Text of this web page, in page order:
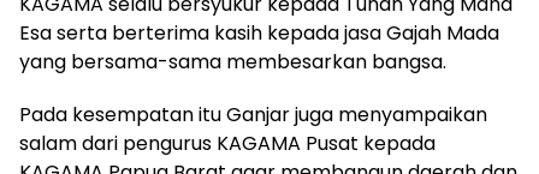
Esa serta berterima kasih kepada jasa Gajah Mada
yang bersama-sama membesarkan bangsa.
Pada kesempatan itu Ganjar juga menyampaikan
salam dari pengurus KAGAMA Pusat kepada